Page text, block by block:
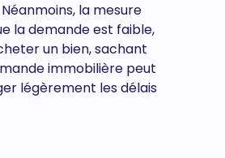
la mesure
la demande est faible,
un bien, sachant
immobilière peut
légèrement les délais